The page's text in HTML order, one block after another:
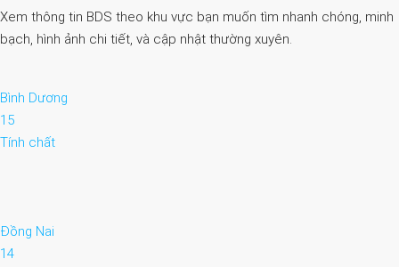
Xem thông tin BDS theo khu vực bạn muốn tìm nhanh chóng, minh
bạch, hình ảnh chi tiết, và cập nhật thường xuyên.
Bình Dương
15
Tính chất
Đồng Nai
14